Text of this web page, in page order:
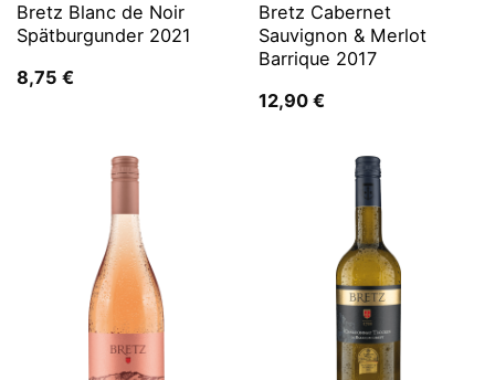
Bretz Blanc de Noir
Spätburgunder 2021
8,75 €
Bretz Cabernet
Sauvignon & Merlot
Barrique 2017
12,90 €